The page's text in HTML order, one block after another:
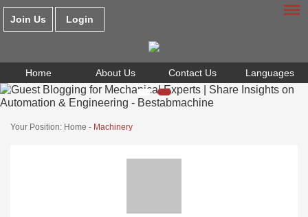
Join Us Login
Home About Us Contact Us Languages
Your Position: Home - Machinery